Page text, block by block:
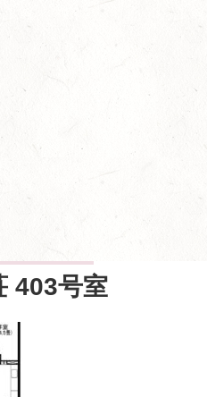
403号室